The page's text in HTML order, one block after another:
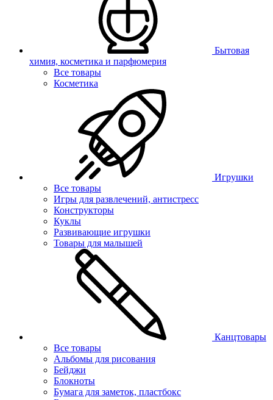
Бытовая
химия, косметика и парфюмерия
Все товары
Косметика
Игрушки
Все товары
Игры для развлечений, антистресс
Конструкторы
Куклы
Развивающие игрушки
Товары для малышей
Канцтовары
Все товары
Альбомы для рисования
Бейджи
Блокноты
Бумага для заметок, пластбокс